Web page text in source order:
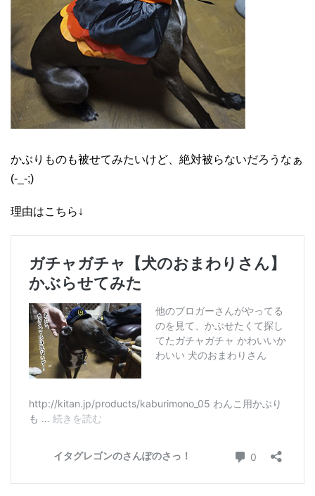
かぶりものも被せてみたいけど、絶対被らないだろうなぁ
(-_-;)
理由はこちら↓